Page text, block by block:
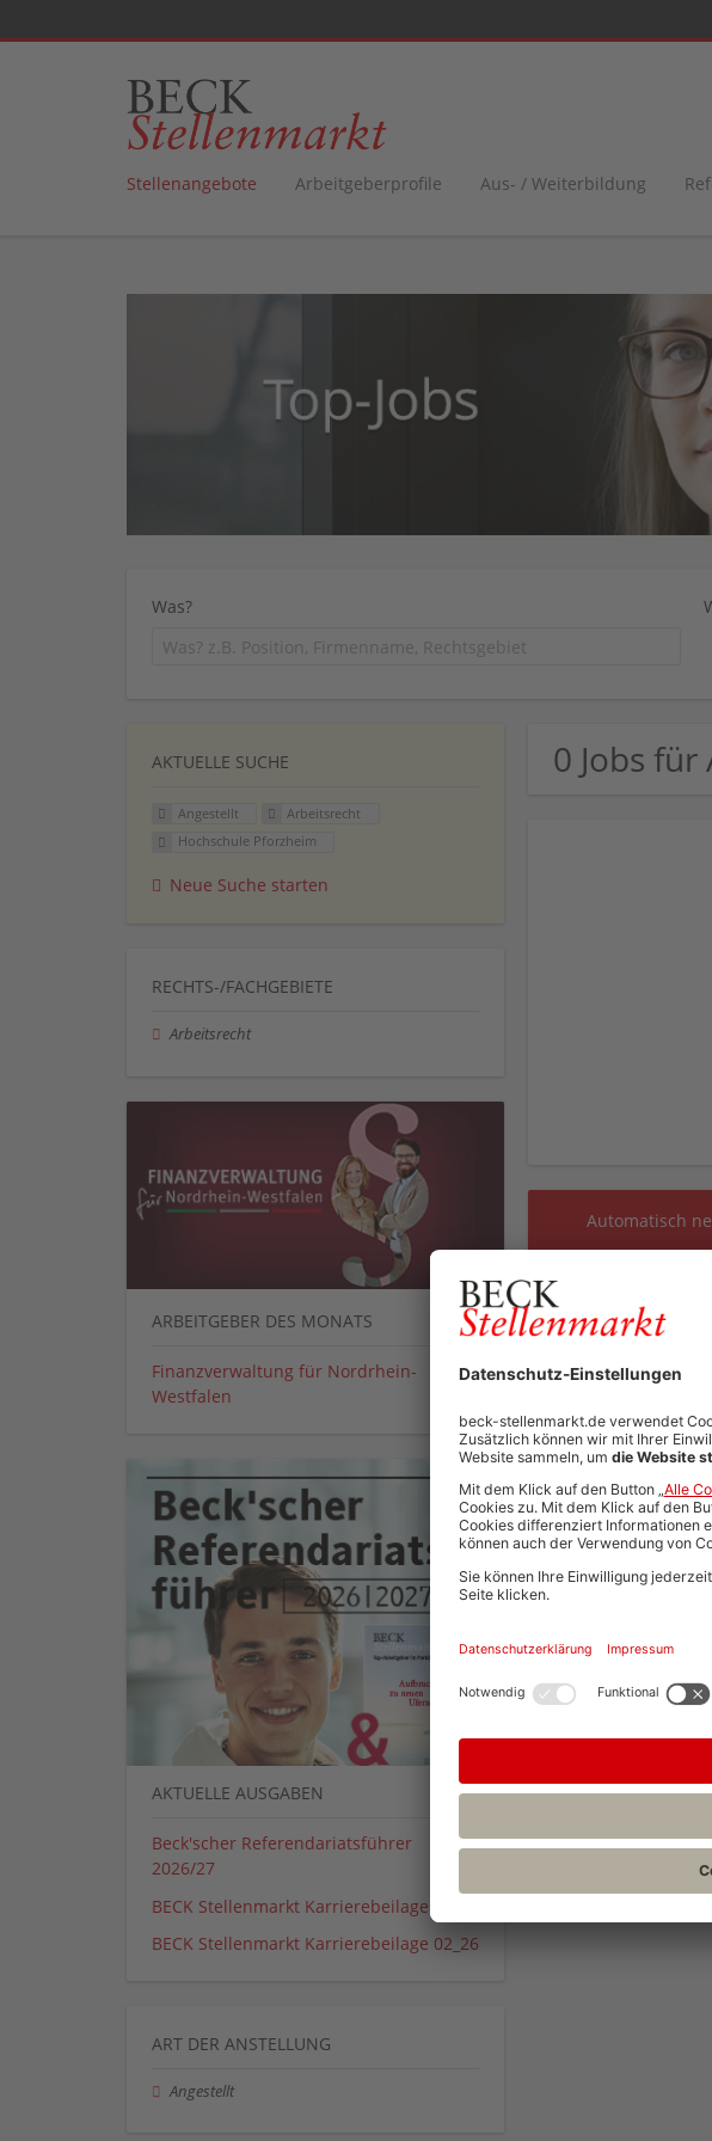
Stellenangebote Arbeitgeberprofile Aus- / Weiterbildung
Was?
0 Jobs
Automatisch
AKTUELLE SUCHE
Angestellt
Arbeitsrecht
Hochschule Pforzheim
Neue Suche starten
RECHTS-/FACHGEBIETE
Arbeitsrecht
ARBEITGEBER DES MONATS
Finanzverwaltung für Nordrhein-
Westfalen
AKTUELLE AUSGABEN
Beck'scher Referendariatsführer
2026/27
BECK Stellenmarkt Karrierebeilage 01_26
BECK Stellenmarkt Karrierebeilage 02_26
ART DER ANSTELLUNG
Angestellt